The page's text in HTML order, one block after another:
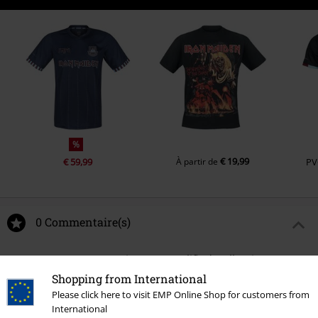
Shopping from International
Please click here to visit EMP Online Shop for customers from
International
%
€ 59,99 À partir de€ 19,99
0 Commentaire(s)
Donnez-nous votre avis sur "Amplified Collection -
Hockey Jersey".
Rédiger un commentaire